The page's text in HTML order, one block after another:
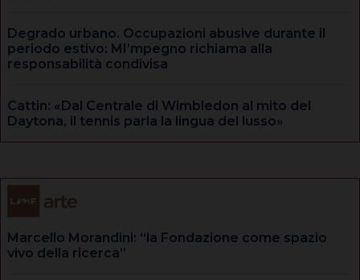
Degrado urbano. Occupazioni abusive durante il
periodo estivo: MI’mpegno richiama alla
responsabilità condivisa
Cattin: «Dal Centrale di Wimbledon al mito del
Daytona, il tennis parla la lingua del lusso»
Marcello Morandini: “la Fondazione come spazio
vivo della ricerca”